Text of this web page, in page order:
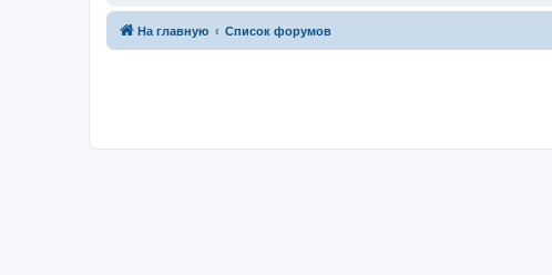
На главную Список форумов